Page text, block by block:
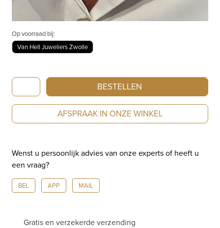
Op voorraad bij:
Van Hell Juweliers Zwolle
Saint
Maurice
hanger
witgoud
aantal
BESTELLEN
AFSPRAAK IN ONZE WINKEL
Wenst u persoonlijk advies van onze experts of heeft u
een vraag?
BEL APP MAIL
Gratis en verzekerde verzending